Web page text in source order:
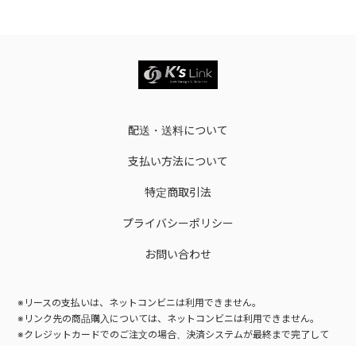
配送・送料について
支払い方法について
特定商取引法
プライバシーポリシー
お問い合わせ
※リースの支払いは、ネットコンビニは利用できません。
※リンク先の商品購入については、ネットコンビニは利用できません。
※クレジットカードでのご注文の場合、決済システムが最終まで完了して